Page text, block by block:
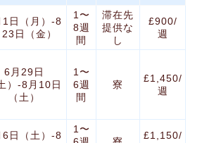
1日（月）-8
23日（金）
1〜
8週
間
滞在先
提供な
し
£900/
週
6月29日
）-8月10日
（土）
1〜
6週
間
寮
£1,450/
週
6日（土）-8
1〜
£1,150/